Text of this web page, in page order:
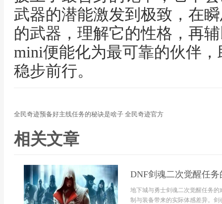
武器的潜能激发到极致，在
的武器，理解它的性格，再
mini便能化为最可靠的伙伴
稳步前行。
全民奇迹预备好主线任务的秘诀是啥子 全民奇迹官方
相关文章
DNF剑魂二次觉醒任
地下城与勇士剑魂二次觉醒任务
制与装备带来的实际体感差异。